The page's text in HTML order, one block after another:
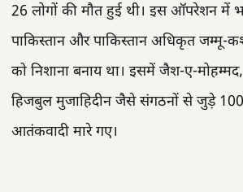
26 लोगों की मौत हुई थी। इस ऑपरेशन में
पाकिस्तान और पाकिस्तान अधिकृत जम्मू-
को निशाना बनाय था। इसमें जैश-ए-
हिजबुल मुजाहिदीन जैसे संगठनों से जुड़े
आतंकवादी मारे गए।